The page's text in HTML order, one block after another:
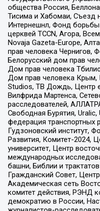
общества Россия,
Тисима и Хабомаи, Съезд
Интернешнл, Фонд
церквей TCCN, Агора,
Novaja Gazeta-Europe,
прав человека Чернигов,
Белорусский дом прав
Дом прав человека
Дом прав человека Крым,
Studios, ТВ Дождь, Центр
Вилфрида Мартенса,
расследователей,
Свободная Бурятия,
федерация транспортных
Гудзоновский институт,
Развития, Комитет-2024,
университет, Центр
международных
башни, Библии и
Гражданский Совет,
Академическая сеть
комитет действия, РЭНД
демократию в России,